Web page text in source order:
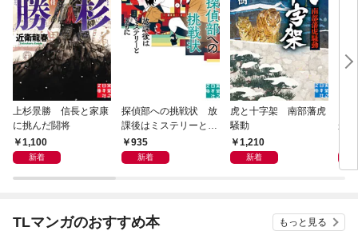
上杉景勝 信長と家康
に挑んだ闘将
1,100
新着
探偵部への挑戦状 放
課後はミステリーとと
もに 新装版
935
新着
虎と十字架 南部藩虎
騒動
1,210
新着
か
TLマンガのおすすめ本 もっと見る